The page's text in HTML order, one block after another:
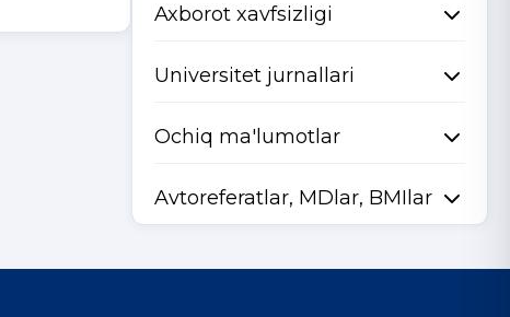
Axborot xavfsizligi
Universitet jurnallari
Ochiq ma'lumotlar
Avtoreferatlar, MDlar, BMIlar